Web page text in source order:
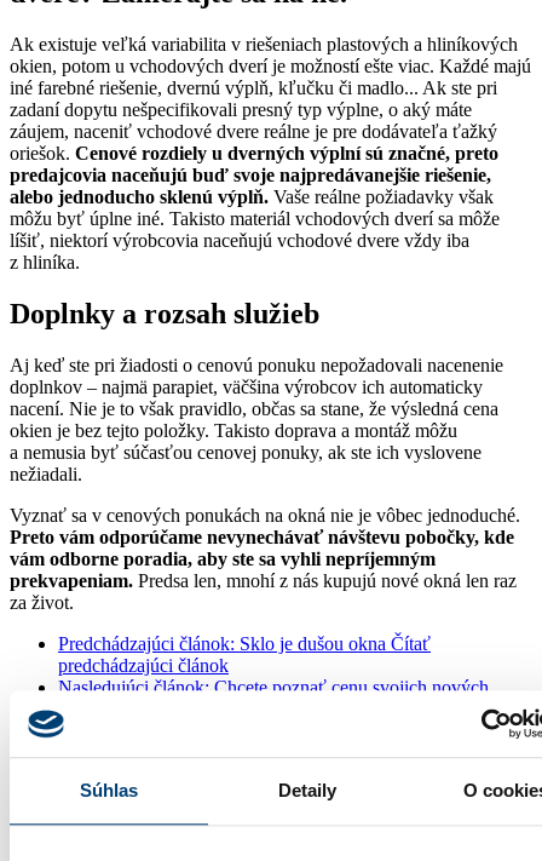
Súhlas Detaily O
Ak existuje veľká variabilita v riešeniach plastových a hliníkových
okien, potom u vchodových dverí je možností ešte viac. Každé majú
iné farebné riešenie, dvernú výplň, kľučku či madlo... Ak ste pri
zadaní dopytu nešpecifikovali presný typ výplne, o aký máte
záujem, naceniť vchodové dvere reálne je pre dodávateľa ťažký
oriešok. Cenové rozdiely u dverných výplní sú značné, preto
predajcovia naceňujú buď svoje najpredávanejšie riešenie,
alebo jednoducho sklenú výplň. Vaše reálne požiadavky však
môžu byť úplne iné. Takisto materiál vchodových dverí sa môže
líšiť, niektorí výrobcovia naceňujú vchodové dvere vždy iba
z hliníka.
Doplnky a rozsah služieb
Aj keď ste pri žiadosti o cenovú ponuku nepožadovali nacenenie
doplnkov – najmä parapiet, väčšina výrobcov ich automaticky
nacení. Nie je to však pravidlo, občas sa stane, že výsledná cena
okien je bez tejto položky. Takisto doprava a montáž môžu
a nemusia byť súčasťou cenovej ponuky, ak ste ich vyslovene
nežiadali.
Vyznať sa v cenových ponukách na okná nie je vôbec jednoduché.
Preto vám odporúčame nevynechávať návštevu pobočky, kde
vám odborne poradia, aby ste sa vyhli nepríjemným
prekvapeniam. Predsa len, mnohí z nás kupujú nové okná len raz
za život.
Predchádzajúci článok: Sklo je dušou okna Čítať
predchádzajúci článok
Nasledujúci článok: Chcete poznať cenu svojich nových
plastových a hliníkových okien a dverí?
Čítať ďaľší článok